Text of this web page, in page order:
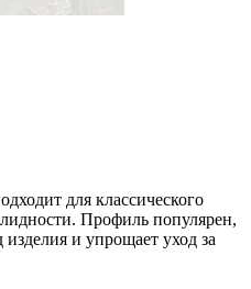
для классического
Профиль популярен,
и упрощает уход за